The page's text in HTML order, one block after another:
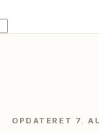
OPDATERET 7.